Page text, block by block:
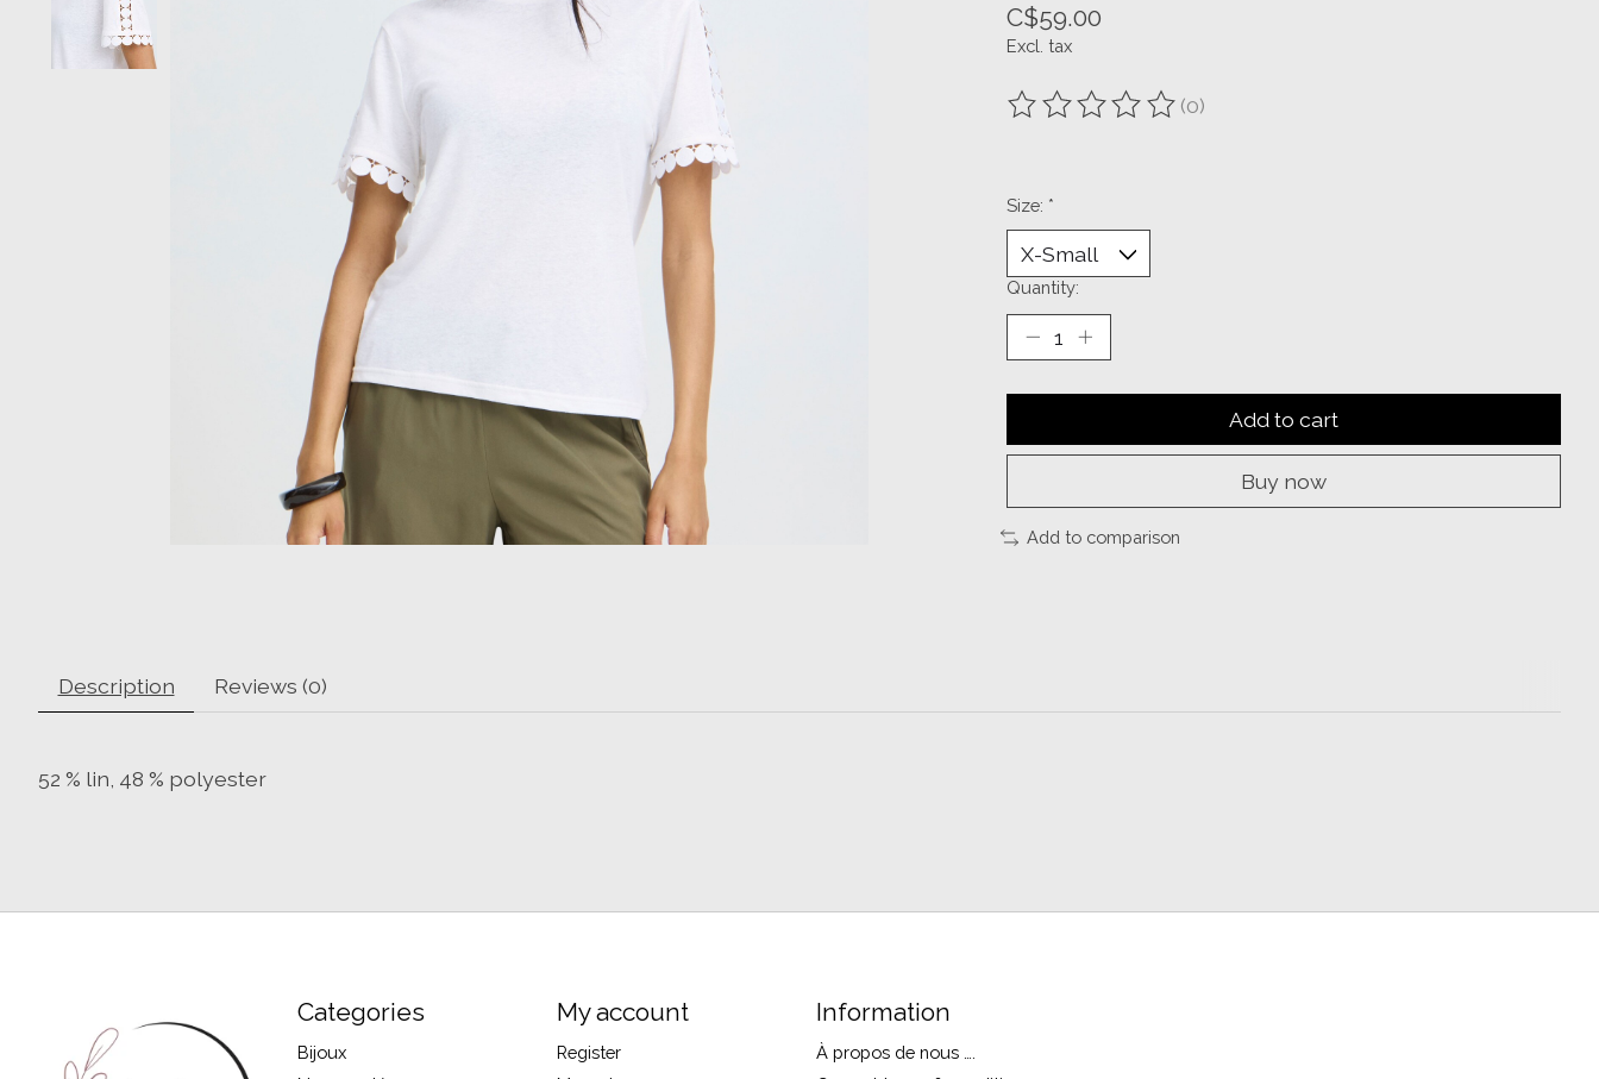
C$59.00
Excl. tax
The rating of this product is
(0)
Size: *
Quantity:
Add to cart
Buy now
Add to comparison
Description Reviews (0)
52 % lin, 48 % polyester
Categories
Bijoux
My account
Register
Information
À propos de nous ….